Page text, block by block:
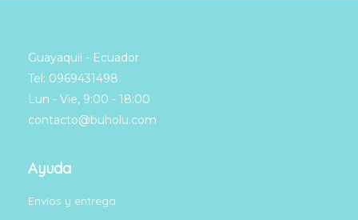
Guayaquil - Ecuador
Tel: 0969431498
Lun - Vie, 9:00 - 18:00
contacto@buholu.com
Ayuda
Envíos y entrega